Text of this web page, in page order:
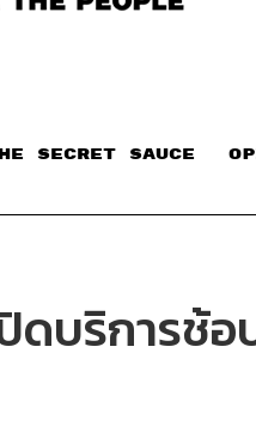
SECRET SAUCE​
ดบริการช้